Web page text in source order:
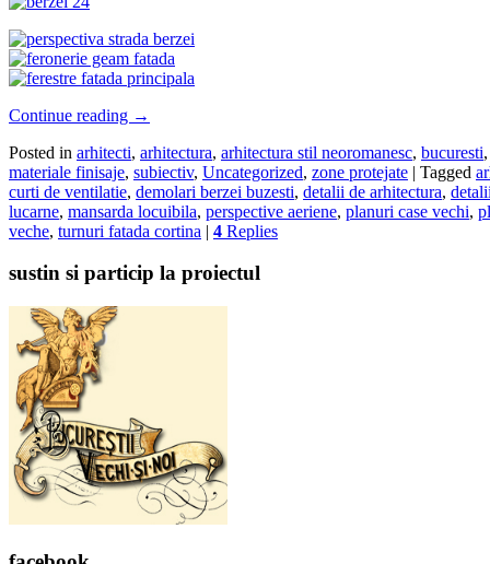
Continue reading →
Posted in arhitecti, arhitectura, arhitectura stil neoromanesc, bucuresti
materiale finisaje, subiectiv, Uncategorized, zone protejate | Tagged
curti de ventilatie, demolari berzei buzesti, detalii de arhitectura,
lucarne, mansarda locuibila, perspective aeriene, planuri case vechi,
veche, turnuri fatada cortina | 4 Replies
sustin si particip la proiectul